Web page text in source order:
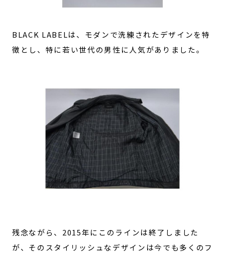
BLACK LABELは、モダンで洗練されたデザインを特
徴とし、特に若い世代の男性に人気がありました。
残念ながら、2015年にこのラインは終了しました
が、そのスタイリッシュなデザインは今でも多くのフ